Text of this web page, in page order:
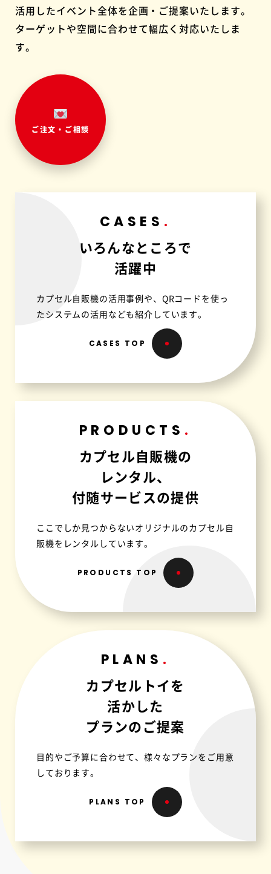
活用したイベント全体を企画・ご提案いたします。
ターゲットや空間に合わせて幅広く対応いたしま
す。
ご注文・ご相談
CASES
いろんなところで
活躍中
カプセル自販機の活用事例や、QRコードを使っ
たシステムの活用なども紹介しています。
CASES TOP
PRODUCTS
カプセル自販機の
レンタル、
付随サービスの提供
ここでしか見つからないオリジナルのカプセル自
販機をレンタルしています。
PRODUCTS TOP
PLANS
カプセルトイを
活かした
プランのご提案
目的やご予算に合わせて、様々なプランをご用意
しております。
PLANS TOP